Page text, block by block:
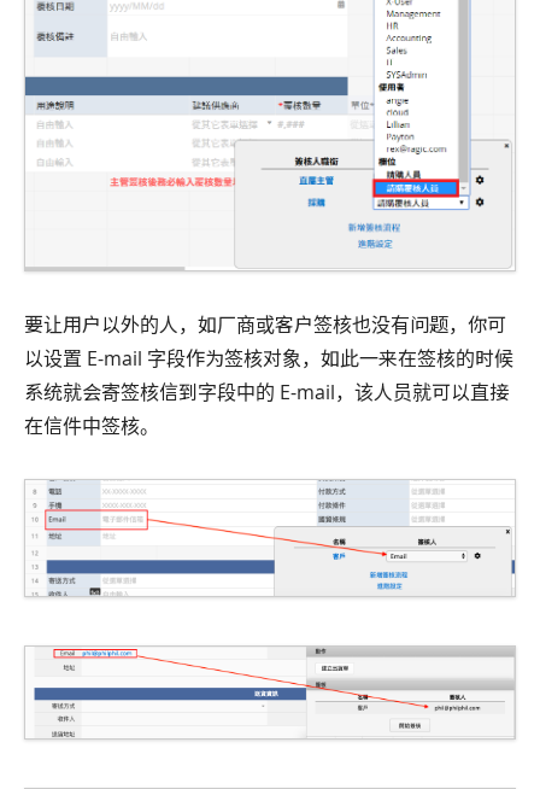
要让用户以外的人，如厂商或客户签核也没有问题，你可
以设置 E-mail 字段作为签核对象，如此一来在签核的时候
系统就会寄签核信到字段中的 E-mail，该人员就可以直接
在信件中签核。